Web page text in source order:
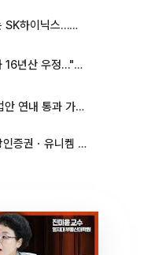
'불안과 기대 사이' 널뛰는 SK하이닉스…증권가 "HBM4·LTA 기반 펀터멘털 견고"
'나혼산' 류혜영, 고경표와 16년산 우정…"자취방서 부모님과 마주쳐"
[넥스블록]美 클래리티 법안 연내 통과 가능성 13%…상원 문턱서 제동
[급등락주 짚어보기] 상상인증권ㆍ유니켐 2연속, 본느 6연속 ‘상한가’⋯M&A 훈풍 분 증시